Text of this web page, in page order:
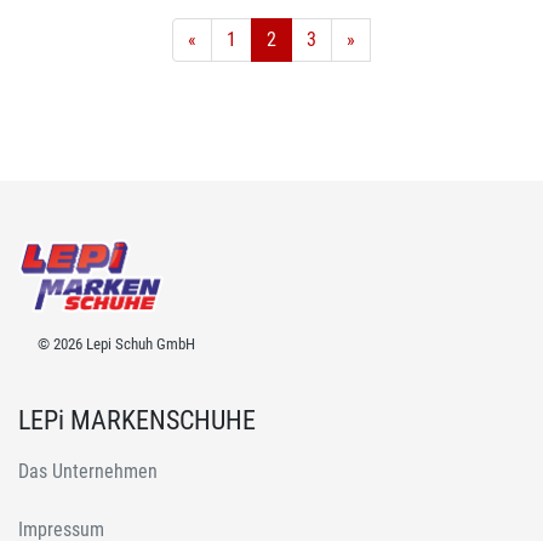
« 1 2 3 »
© 2026 Lepi Schuh GmbH
LEPi MARKENSCHUHE
Das Unternehmen
Impressum